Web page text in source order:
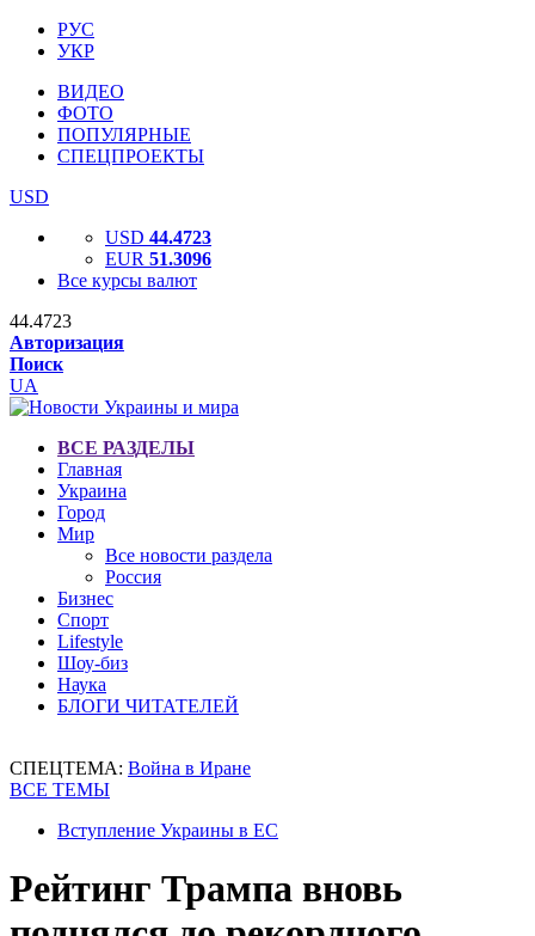
РУС
УКР
ВИДЕО
ФОТО
ПОПУЛЯРНЫЕ
СПЕЦПРОЕКТЫ
USD
USD 44.4723
EUR 51.3096
Все курсы валют
44.4723
Авторизация
Поиск
UA
ВСЕ РАЗДЕЛЫ
Главная
Украина
Город
Мир
Все новости раздела
Россия
Бизнес
Спорт
Lifestyle
Шоу-биз
Наука
БЛОГИ ЧИТАТЕЛЕЙ
СПЕЦТЕМА: Война в Иране
ВСЕ ТЕМЫ
Вступление Украины в ЕС
Рейтинг Трампа вновь